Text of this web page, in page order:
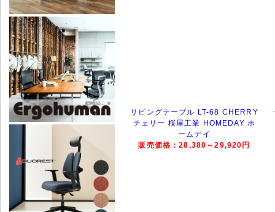
リビングテーブル LT-68 CHERRY
チェリー 桜屋工業 HOMEDAY ホ
ームデイ
販売価格：28,380～29,920円